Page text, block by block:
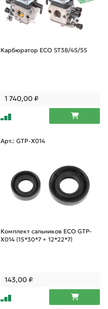
Карбюратор ECO ST38/45/55
1 740,00₽
Арт.: GTP-X014
Комплект сальников ECO GTP-
X014 (15*30*7 + 12*22*7)
143,00₽